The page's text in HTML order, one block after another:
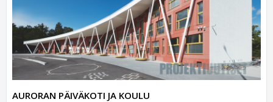
AURORAN PÄIVÄKOTI JA KOULU